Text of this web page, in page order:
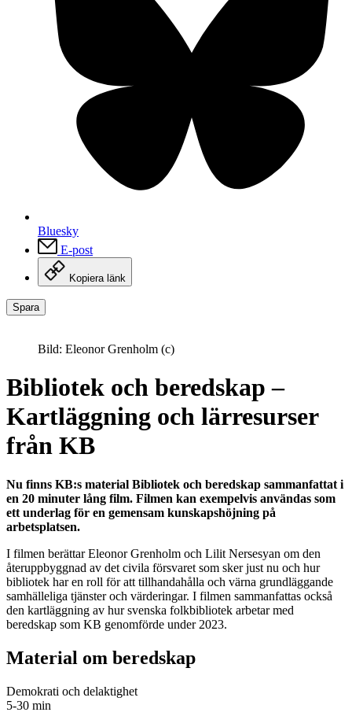
Bluesky
E-post
Kopiera länk
Spara
Bild: Eleonor Grenholm (c)
Bibliotek och beredskap –
Kartläggning och lärresurser
från KB
Nu finns KB:s material Bibliotek och beredskap sammanfattat i
en 20 minuter lång film. Filmen kan exempelvis användas som
ett underlag för en gemensam kunskapshöjning på
arbetsplatsen.
I filmen berättar Eleonor Grenholm och Lilit Nersesyan om den
återuppbyggnad av det civila försvaret som sker just nu och hur
bibliotek har en roll för att tillhandahålla och värna grundläggande
samhälleliga tjänster och värderingar. I filmen sammanfattas också
den kartläggning av hur svenska folkbibliotek arbetar med
beredskap som KB genomförde under 2023.
Material om beredskap
Demokrati och delaktighet
5-30 min